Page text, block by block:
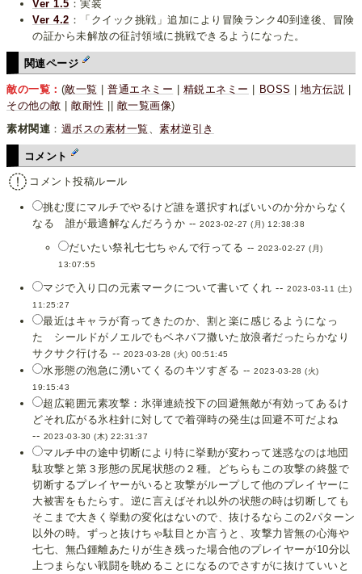
Ver 1.5 ：実装
Ver 4.2 ：「クイック挑戦」追加により冒険ランク40到達後、冒険
の証から未解放の征討領域に挑戦できるようになった。
関連ページ
敵の一覧： (敵一覧 |普通エネミー 精鋭エネミー BOSS |地方伝説
その他の敵 |敵耐性 敵一覧画像)
素材関連 ： 週ボスの素材一覧 、素材逆引き
コメント
コメント投稿ルール
挑む度にマルチでやるけど誰を選択すればいいのか分からなく
なる 誰が最適解なんだろうか --2023-02-27 (月) 12:38:38
だいたい祭礼七七ちゃんで行ってる --2023-02-27 (月)
13:07:55
マジで入り口の元素マークについて書いてくれ -- 2023-03-11 (土)
11:25:27
最近はキャラが育ってきたのか、割と楽に感じるようになっ
た シールドがノエルでもベネバフ撒いた放浪者だったらかなり
サクサク行ける -- 2023-03-28 (火) 00:51:45
水形態の泡急に湧いてくるのキツすぎる --2023-03-28 (火)
19:15:43
超広範囲元素攻撃：氷弾連続投下の回避無敵が有効ってあるけ
どそれ広がる氷柱針に対してで着弾時の発生は回避不可だよね
-- 2023-03-30 (木) 22:31:37
マルチ中の途中切断により特に挙動が変わって迷惑なのは地団
駄攻撃と第３形態の尻尾状態の２種。どちらもこの攻撃の終盤で
切断するプレイヤーがいると攻撃がループして他のプレイヤーに
大被害をもたらす。逆に言えばそれ以外の状態の時は切断しても
そこまで大きく挙動の変化はないので、抜けるならこの2パターン
以外の時。ずっと抜けちゃ駄目とか言うと、攻撃力皆無の心海や
七七、無凸鍾離あたりが生き残った場合他のプレイヤーが10分以
上つまらない戦闘を眺めることになるのでさすがに抜けていいと